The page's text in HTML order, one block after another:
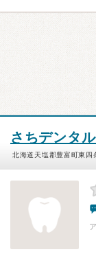
さちデンタ
北海道天塩郡豊富町東四